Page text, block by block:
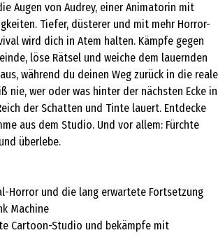
Augen von Audrey, einer Animatorin mit
Tiefer, düsterer und mit mehr Horror-
wird dich in Atem halten. Kämpfe gegen
löse Rätsel und weiche dem lauernden
während du deinen Weg zurück in die reale
nie, wer oder was hinter der nächsten Ecke in
der Schatten und Tinte lauert. Entdecke
aus dem Studio. Und vor allem: Fürchte
überlebe.
Horror und die lang erwartete Fortsetzung
Machine
Cartoon-Studio und bekämpfe mit